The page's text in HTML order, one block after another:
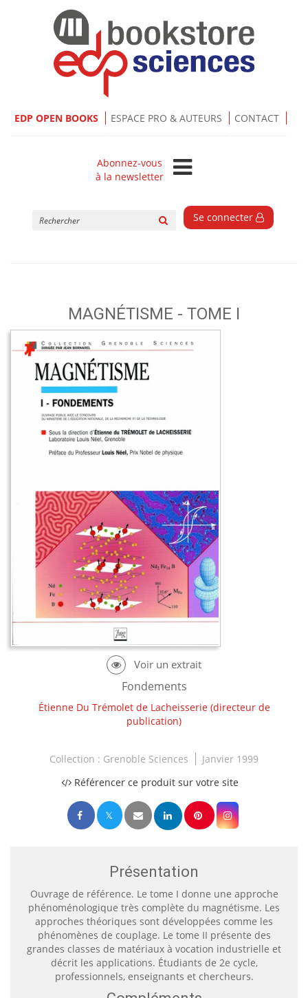
EDP OPEN BOOKS ESPACE PRO & AUTEURS CONTACT
Abonnez-vous
à la newsletter
Se connecter
MAGNÉTISME - TOME I
Fondements
Étienne Du Trémolet de Lacheisserie(directeur de
publication)
Collection : Grenoble Sciences
Janvier 1999
Référencer ce produit sur votre site
Présentation
Ouvrage de référence. Le tome I donne une approche
phénoménologique très complète du magnétisme. Les
approches théoriques sont développées comme les
phénomènes de couplage. Le tome II présente des
grandes classes de matériaux à vocation industrielle et
décrit les applications. Étudiants de 2e cycle,
professionnels, enseignants et chercheurs.